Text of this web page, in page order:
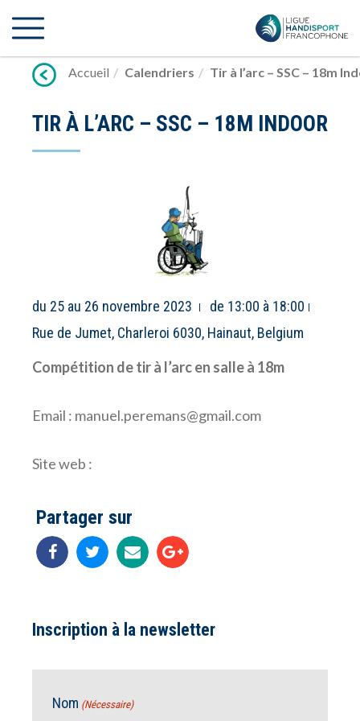
vers
Accueil
Calendriers Tir à l’arc – SSC – 18m
TIR À L’ARC – SSC – 18M INDOOR
du 25 au 26 novembre 2023
de 13:00 à 18:00
Rue de Jumet, Charleroi 6030, Hainaut, Belgium
Compétition de tir à l’arc en salle à 18m
Email : manuel.peremans@gmail.com
Site web :
Partager sur
Inscription à la newsletter
Nom (Nécessaire)